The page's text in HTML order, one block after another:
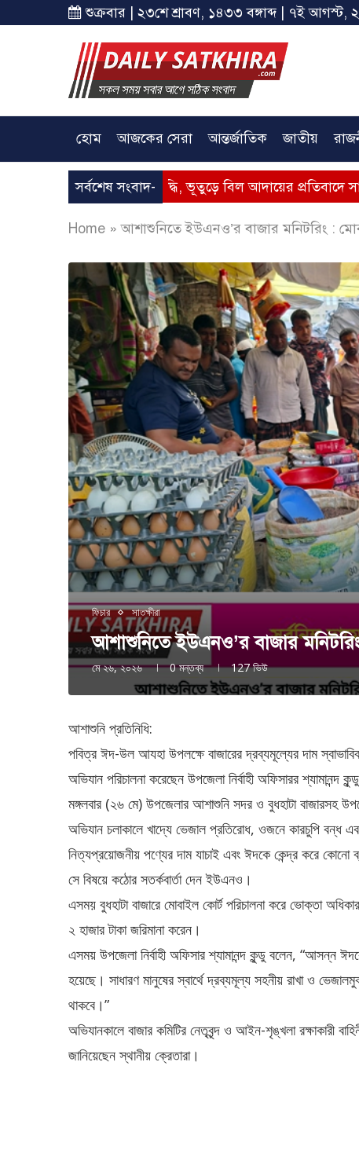
শুক্রবার | ২৩শে শ্রাবণ, ১৪৩৩ বঙ্গাব্দ | ৭ই আগস্ট,
হোম আজকের সেরা আন্তর্জাতিক জাতীয়
সর্বশেষ সংবাদ-
গ্যাসের মূল্যবৃদ্ধি, ভূতুড়ে বিল আদায়ের প্রতিবাদে সাতক্ষীরায়
Home »আশাশুনিতে ইউএনও’র বাজার মনিটরিং :
ফিচার সাতক্ষীরা
আশাশুনিতে ইউএনও’র বাজার
মে ২৬, ২০২৬ 0 মন্তব্য 127ভিউ
আশাশুনি প্রতিনিধি:
পবিত্র ঈদ-উল আযহা উপলক্ষে বাজারের দ্রব্যমূল্যের দাম
অভিযান পরিচালনা করেছেন উপজেলা নির্বাহী অফিসারর শ্যামানন্দ
মঙ্গলবার (২৬ মে) উপজেলার আশাশুনি সদর ও বুধহাটা বাজারসহ
অভিযান চলাকালে খাদ্যে ভেজাল প্রতিরোধ, ওজনে কারচুপি বন্ধ
নিত্যপ্রয়োজনীয় পণ্যের দাম যাচাই এবং ঈদকে কেন্দ্র করে কোনো
সে বিষয়ে কঠোর সতর্কবার্তা দেন ইউএনও।
এসময় বুধহাটা বাজারে মোবাইল কোর্ট পরিচালনা করে ভোক্তা
২ হাজার টাকা জরিমানা করেন।
এসময় উপজেলা নির্বাহী অফিসার শ্যামানন্দ কুন্ডু বলেন, “আসন্ন
হয়েছে। সাধারণ মানুষের স্বার্থে দ্রব্যমূল্য সহনীয় রাখা ও
থাকবে।”
অভিযানকালে বাজার কমিটির নেতৃবৃন্দ ও আইন-শৃঙ্খলা রক্ষাকারী
জানিয়েছেন স্থানীয় ক্রেতারা।